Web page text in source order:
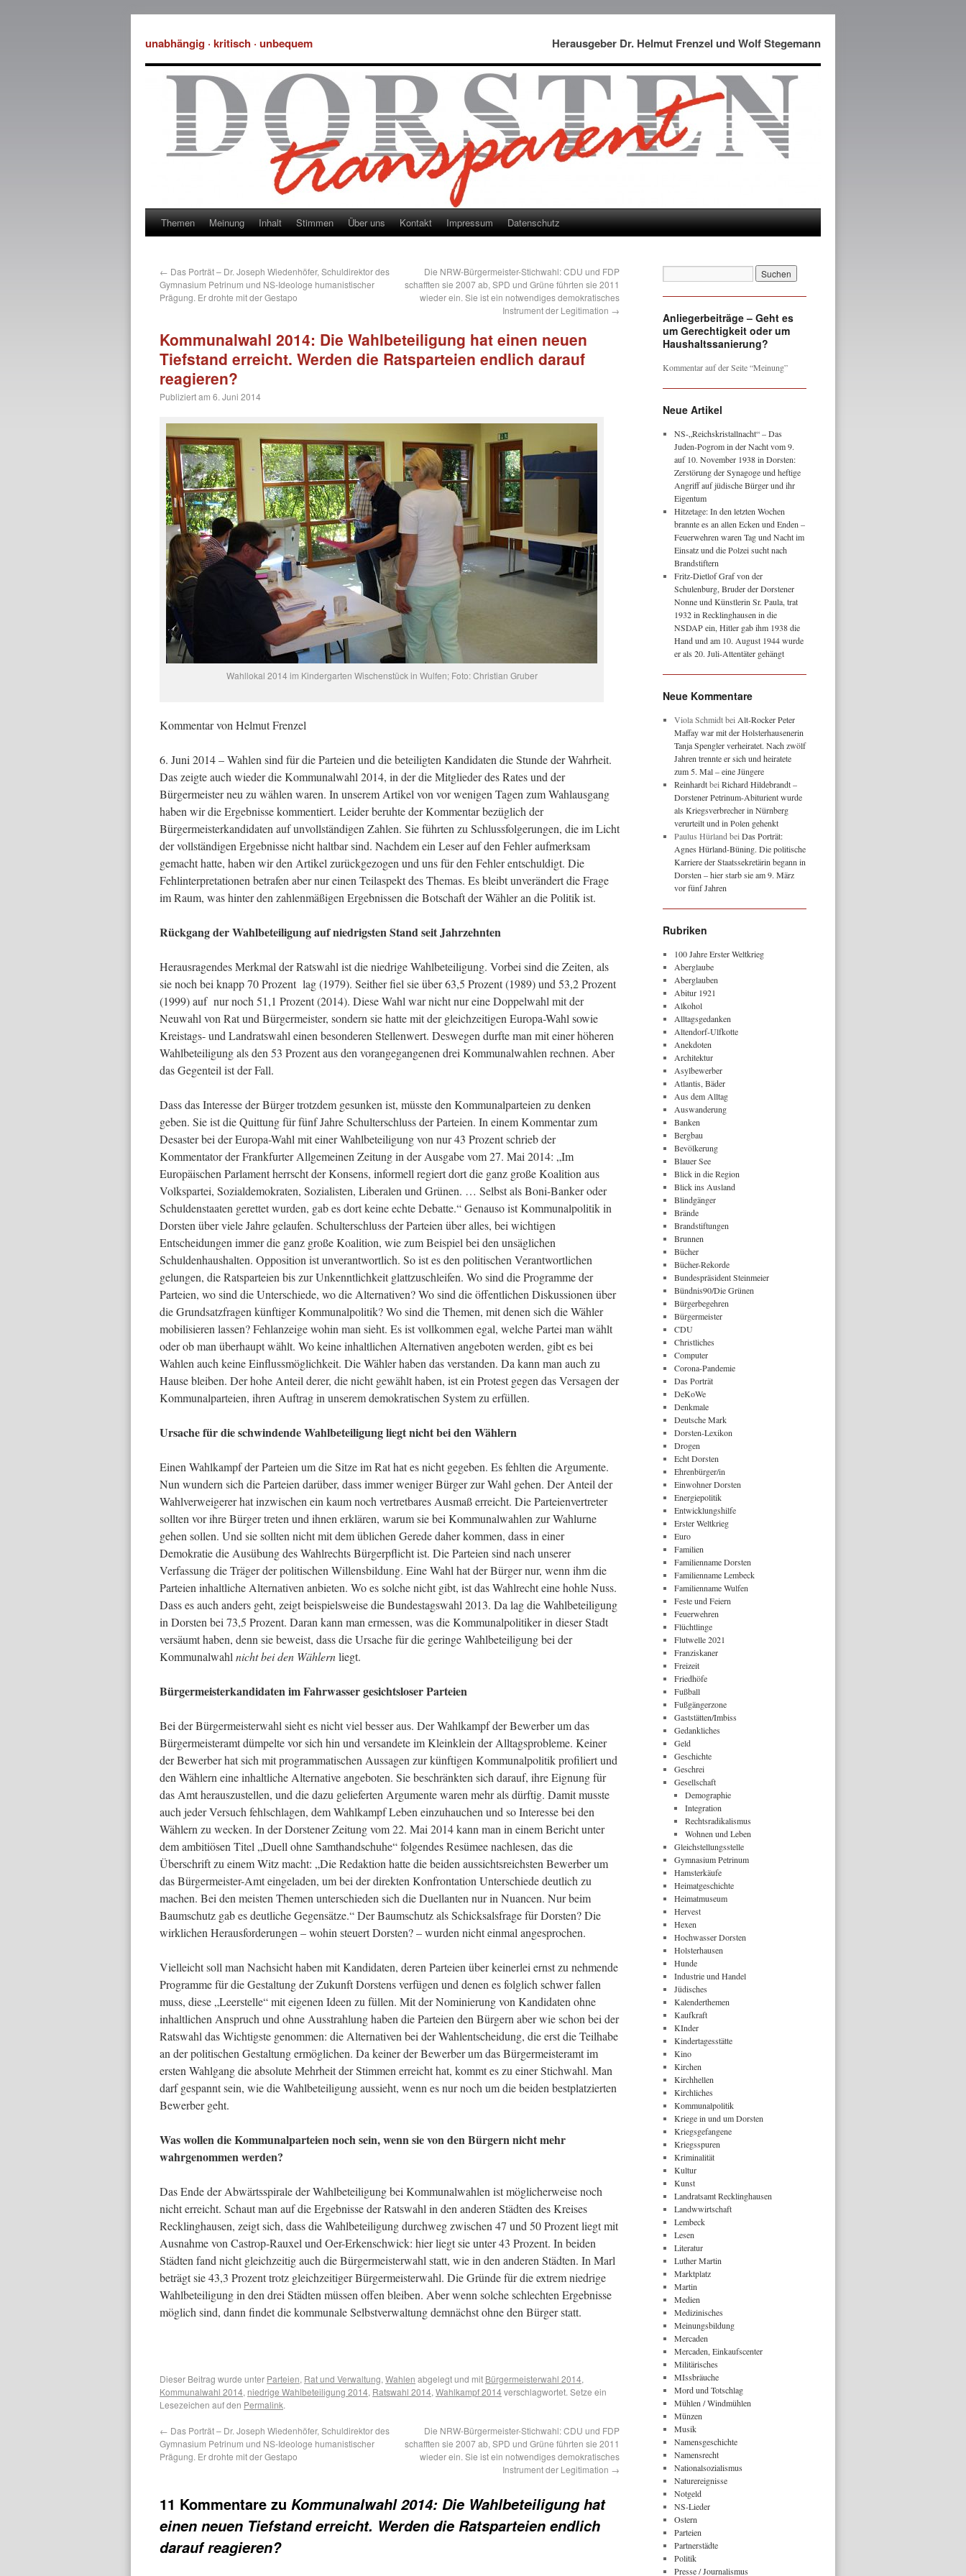
unabhängig · kritisch · unbequem Herausgeber Dr. Helmut Frenzel und Wolf Stegemann
Themen Meinung Inhalt Stimmen Über uns Kontakt Impressum Datenschutz
← Das Porträt – Dr. Joseph Wiedenhöfer, Schuldirektor des
Gymnasium Petrinum und NS-Ideologe humanistischer
Prägung. Er drohte mit der Gestapo
Die NRW-Bürgermeister-Stichwahl: CDU und FDP
schafften sie 2007 ab, SPD und Grüne führten sie 2011
wieder ein. Sie ist ein notwendiges demokratisches
Instrument der Legitimation →
Kommunalwahl 2014: Die Wahlbeteiligung hat einen neuen
Tiefstand erreicht. Werden die Ratsparteien endlich darauf
reagieren?
Publiziert am 6. Juni 2014
Wahllokal 2014 im Kindergarten Wischenstück in Wulfen; Foto: Christian Gruber
Kommentar von Helmut Frenzel
6. Juni 2014 – Wahlen sind für die Parteien und die beteiligten Kandidaten die Stunde der Wahrheit.
Das zeigte auch wieder die Kommunalwahl 2014, in der die Mitglieder des Rates und der
Bürgermeister neu zu wählen waren. In unserem Artikel von vor wenigen Tagen zum Wahlausgang
haben wir die Ergebnisse kommentiert. Leider beruhte der Kommentar bezüglich der
Bürgermeisterkandidaten auf unvollständigen Zahlen. Sie führten zu Schlussfolgerungen, die im Licht
der vollständigen Ergebnisse nicht haltbar sind. Nachdem ein Leser auf den Fehler aufmerksam
gemacht hatte, haben wir den Artikel zurückgezogen und uns für den Fehler entschuldigt. Die
Fehlinterpretationen betrafen aber nur einen Teilaspekt des Themas. Es bleibt unverändert die Frage
im Raum, was hinter den zahlenmäßigen Ergebnissen die Botschaft der Wähler an die Politik ist.
Rückgang der Wahlbeteiligung auf niedrigsten Stand seit Jahrzehnten
Herausragendes Merkmal der Ratswahl ist die niedrige Wahlbeteiligung. Vorbei sind die Zeiten, als
sie noch bei knapp 70 Prozent lag (1979). Seither fiel sie über 63,5 Prozent (1989) und 53,2 Prozent
(1999) auf nur noch 51,1 Prozent (2014). Diese Wahl war nicht nur eine Doppelwahl mit der
Neuwahl von Rat und Bürgermeister, sondern sie hatte mit der gleichzeitigen Europa-Wahl sowie
Kreistags- und Landratswahl einen besonderen Stellenwert. Deswegen durfte man mit einer höheren
Wahlbeteiligung als den 53 Prozent aus den vorangegangenen drei Kommunalwahlen rechnen. Aber
das Gegenteil ist der Fall.
Dass das Interesse der Bürger trotzdem gesunken ist, müsste den Kommunalparteien zu denken
geben. Sie ist die Quittung für fünf Jahre Schulterschluss der Parteien. In einem Kommentar zum
Desaster bei der Europa-Wahl mit einer Wahlbeteiligung von nur 43 Prozent schrieb der
Kommentator der Frankfurter Allgemeinen Zeitung in der Ausgabe vom 27. Mai 2014: „Im
Europäischen Parlament herrscht der Konsens, informell regiert dort die ganz große Koalition aus
Volkspartei, Sozialdemokraten, Sozialisten, Liberalen und Grünen. … Selbst als Boni-Banker oder
Schuldenstaaten gerettet wurden, gab es dort keine echte Debatte.“ Genauso ist Kommunalpolitik in
Dorsten über viele Jahre gelaufen. Schulterschluss der Parteien über alles, bei wichtigen
Entscheidungen immer die ganz große Koalition, wie zum Beispiel bei den unsäglichen
Schuldenhaushalten. Opposition ist unverantwortlich. So ist es den politischen Verantwortlichen
gelungen, die Ratsparteien bis zur Unkenntlichkeit glattzuschleifen. Wo sind die Programme der
Parteien, wo sind die Unterschiede, wo die Alternativen? Wo sind die öffentlichen Diskussionen über
die Grundsatzfragen künftiger Kommunalpolitik? Wo sind die Themen, mit denen sich die Wähler
mobilisieren lassen? Fehlanzeige wohin man sieht. Es ist vollkommen egal, welche Partei man wählt
oder ob man überhaupt wählt. Wo keine inhaltlichen Alternativen angeboten werden, gibt es bei
Wahlen auch keine Einflussmöglichkeit. Die Wähler haben das verstanden. Da kann man auch zu
Hause bleiben. Der hohe Anteil derer, die nicht gewählt haben, ist ein Protest gegen das Versagen der
Kommunalparteien, ihren Auftrag in unserem demokratischen System zu erfüllen.
Ursache für die schwindende Wahlbeteiligung liegt nicht bei den Wählern
Einen Wahlkampf der Parteien um die Sitze im Rat hat es nicht gegeben. Es fehlten die Argumente.
Nun wundern sich die Parteien darüber, dass immer weniger Bürger zur Wahl gehen. Der Anteil der
Wahlverweigerer hat inzwischen ein kaum noch vertretbares Ausmaß erreicht. Die Parteienvertreter
sollten vor ihre Bürger treten und ihnen erklären, warum sie bei Kommunalwahlen zur Wahlurne
gehen sollen. Und sie sollten nicht mit dem üblichen Gerede daher kommen, dass in einer
Demokratie die Ausübung des Wahlrechts Bürgerpflicht ist. Die Parteien sind nach unserer
Verfassung die Träger der politischen Willensbildung. Eine Wahl hat der Bürger nur, wenn ihm die
Parteien inhaltliche Alternativen anbieten. Wo es solche nicht gibt, ist das Wahlrecht eine hohle Nuss.
Dass es auch anders geht, zeigt beispielsweise die Bundestagswahl 2013. Da lag die Wahlbeteiligung
in Dorsten bei 73,5 Prozent. Daran kann man ermessen, was die Kommunalpolitiker in dieser Stadt
versäumt haben, denn sie beweist, dass die Ursache für die geringe Wahlbeteiligung bei der
Kommunalwahl nicht bei den Wählernliegt.
Bürgermeisterkandidaten im Fahrwasser gesichtsloser Parteien
Bei der Bürgermeisterwahl sieht es nicht viel besser aus. Der Wahlkampf der Bewerber um das
Bürgermeisteramt dümpelte vor sich hin und versandete im Kleinklein der Alltagsprobleme. Keiner
der Bewerber hat sich mit programmatischen Aussagen zur künftigen Kommunalpolitik profiliert und
den Wählern eine inhaltliche Alternative angeboten. Sie beschränkten sich darauf, ihre Eignung für
das Amt herauszustellen, und die dazu gelieferten Argumente waren mehr als dürftig. Damit musste
auch jeder Versuch fehlschlagen, dem Wahlkampf Leben einzuhauchen und so Interesse bei den
Wählern zu wecken. In der Dorstener Zeitung vom 22. Mai 2014 kann man in einem Bericht unter
dem ambitiösen Titel „Duell ohne Samthandschuhe“ folgendes Resümee nachlesen, das die
Überschrift zu einem Witz macht: „Die Redaktion hatte die beiden aussichtsreichsten Bewerber um
das Bürgermeister-Amt eingeladen, um bei der direkten Konfrontation Unterschiede deutlich zu
machen. Bei den meisten Themen unterschieden sich die Duellanten nur in Nuancen. Nur beim
Baumschutz gab es deutliche Gegensätze.“ Der Baumschutz als Schicksalsfrage für Dorsten? Die
wirklichen Herausforderungen – wohin steuert Dorsten? – wurden nicht einmal angesprochen.
Vielleicht soll man Nachsicht haben mit Kandidaten, deren Parteien über keinerlei ernst zu nehmende
Programme für die Gestaltung der Zukunft Dorstens verfügen und denen es folglich schwer fallen
muss, diese „Leerstelle“ mit eigenen Ideen zu füllen. Mit der Nominierung von Kandidaten ohne
inhaltlichen Anspruch und ohne Ausstrahlung haben die Parteien den Bürgern aber wie schon bei der
Ratswahl das Wichtigste genommen: die Alternativen bei der Wahlentscheidung, die erst die Teilhabe
an der politischen Gestaltung ermöglichen. Da keiner der Bewerber um das Bürgermeisteramt im
ersten Wahlgang die absolute Mehrheit der Stimmen erreicht hat, kommt es zu einer Stichwahl. Man
darf gespannt sein, wie die Wahlbeteiligung aussieht, wenn es nur noch um die beiden bestplatzierten
Bewerber geht.
Was wollen die Kommunalparteien noch sein, wenn sie von den Bürgern nicht mehr
wahrgenommen werden?
Das Ende der Abwärtsspirale der Wahlbeteiligung bei Kommunalwahlen ist möglicherweise noch
nicht erreicht. Schaut man auf die Ergebnisse der Ratswahl in den anderen Städten des Kreises
Recklinghausen, zeigt sich, dass die Wahlbeteiligung durchweg zwischen 47 und 50 Prozent liegt mit
Ausnahme von Castrop-Rauxel und Oer-Erkenschwick: hier liegt sie unter 43 Prozent. In beiden
Städten fand nicht gleichzeitig auch die Bürgermeisterwahl statt, wie in den anderen Städten. In Marl
beträgt sie 43,3 Prozent trotz gleichzeitiger Bürgermeisterwahl. Die Gründe für die extrem niedrige
Wahlbeteiligung in den drei Städten müssen offen bleiben. Aber wenn solche schlechten Ergebnisse
möglich sind, dann findet die kommunale Selbstverwaltung demnächst ohne den Bürger statt.
Dieser Beitrag wurde unter Parteien, Rat und Verwaltung, Wahlen abgelegt und mit Bürgermeisterwahl 2014,
Kommunalwahl 2014, niedrige Wahlbeteiligung 2014, Ratswahl 2014, Wahlkampf 2014verschlagwortet. Setze ein
Lesezeichen auf den Permalink.
← Das Porträt – Dr. Joseph Wiedenhöfer, Schuldirektor des
Gymnasium Petrinum und NS-Ideologe humanistischer
Prägung. Er drohte mit der Gestapo
Die NRW-Bürgermeister-Stichwahl: CDU und FDP
schafften sie 2007 ab, SPD und Grüne führten sie 2011
wieder ein. Sie ist ein notwendiges demokratisches
Instrument der Legitimation →
11 Kommentare zu Kommunalwahl 2014: Die Wahlbeteiligung hat
einen neuen Tiefstand erreicht. Werden die Ratsparteien endlich
darauf reagieren?
Anliegerbeiträge – Geht es
um Gerechtigkeit oder um
Haushaltssanierung?
Kommentar auf der Seite “Meinung”
Neue Artikel
NS-„Reichskristallnacht“ – Das
Juden-Pogrom in der Nacht vom 9.
auf 10. November 1938 in Dorsten:
Zerstörung der Synagoge und heftige
Angriff auf jüdische Bürger und ihr
Eigentum
Hitzetage: In den letzten Wochen
brannte es an allen Ecken und Enden –
Feuerwehren waren Tag und Nacht im
Einsatz und die Polzei sucht nach
Brandstiftern
Fritz-Dietlof Graf von der
Schulenburg, Bruder der Dorstener
Nonne und Künstlerin Sr. Paula, trat
1932 in Recklinghausen in die
NSDAP ein, Hitler gab ihm 1938 die
Hand und am 10. August 1944 wurde
er als 20. Juli-Attentäter gehängt
Neue Kommentare
Viola Schmidtbei Alt-Rocker Peter
Maffay war mit der Holsterhausenerin
Tanja Spengler verheiratet. Nach zwölf
Jahren trennte er sich und heiratete
zum 5. Mal – eine Jüngere
Reinhardtbei Richard Hildebrandt –
Dorstener Petrinum-Abiturient wurde
als Kriegsverbrecher in Nürnberg
verurteilt und in Polen gehenkt
Paulus Hürland bei Das Porträt:
Agnes Hürland-Büning. Die politische
Karriere der Staatssekretärin begann in
Dorsten – hier starb sie am 9. März
vor fünf Jahren
Rubriken
100 Jahre Erster Weltkrieg
Aberglaube
Aberglauben
Abitur 1921
Alkohol
Alltagsgedanken
Altendorf-Ulfkotte
Anekdoten
Architektur
Asylbewerber
Atlantis, Bäder
Aus dem Alltag
Auswanderung
Banken
Bergbau
Bevölkerung
Blauer See
Blick in die Region
Blick ins Ausland
Blindgänger
Brände
Brandstiftungen
Brunnen
Bücher
Bücher-Rekorde
Bundespräsident Steinmeier
Bündnis90/Die Grünen
Bürgerbegehren
Bürgermeister
CDU
Christliches
Computer
Corona-Pandemie
Das Porträt
DeKoWe
Denkmale
Deutsche Mark
Dorsten-Lexikon
Drogen
Echt Dorsten
Ehrenbürger/in
Einwohner Dorsten
Energiepolitik
Entwicklungshilfe
Erster Weltkrieg
Euro
Familien
Familienname Dorsten
Familienname Lembeck
Familienname Wulfen
Feste und Feiern
Feuerwehren
Flüchtlinge
Flutwelle 2021
Franziskaner
Freizeit
Friedhöfe
Fußball
Fußgängerzone
Gaststätten/Imbiss
Gedankliches
Geld
Geschichte
Geschrei
Gesellschaft
Demographie
Integration
Rechtsradikalismus
Wohnen und Leben
Gleichstellungsstelle
Gymnasium Petrinum
Hamsterkäufe
Heimatgeschichte
Heimatmuseum
Hervest
Hexen
Hochwasser Dorsten
Holsterhausen
Hunde
Industrie und Handel
Jüdisches
Kalenderthemen
Kaufkraft
KInder
Kindertagesstätte
Kino
Kirchen
Kirchhellen
Kirchliches
Kommunalpolitik
Kriege in und um Dorsten
Kriegsgefangene
Kriegsspuren
Kriminalität
Kultur
Kunst
Landratsamt Recklinghausen
Landwwirtschaft
Lembeck
Lesen
Literatur
Luther Martin
Marktplatz
Martin
Medien
Medizinisches
Meinungsbildung
Mercaden
Mercaden, Einkaufscenter
Militärisches
MIssbräuche
Mord und Totschlag
Mühlen / Windmühlen
Münzen
Musik
Namensgeschichte
Namensrecht
Nationalsozialismus
Naturereignisse
Notgeld
NS-Lieder
Ostern
Parteien
Partnerstädte
Politik
Presse / Journalismus